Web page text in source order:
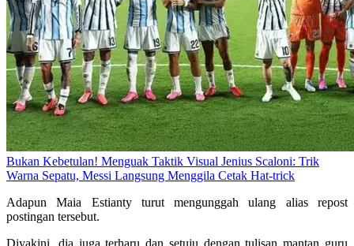
Bukan Kebetulan! Menguak Taktik Visual Jenius Scaloni: Trik
Warna Sepatu, Messi Langsung Menggila Cetak Hat-trick
Adapun Maia Estianty turut mengunggah ulang alias repost
postingan tersebut.